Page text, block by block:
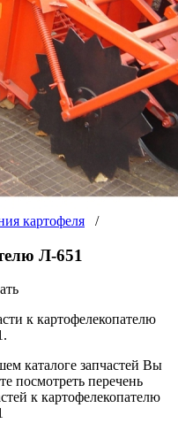
картофеля /
Л-651
к картофелекопателю
каталоге запчастей Вы
посмотреть перечень
к картофелекопателю